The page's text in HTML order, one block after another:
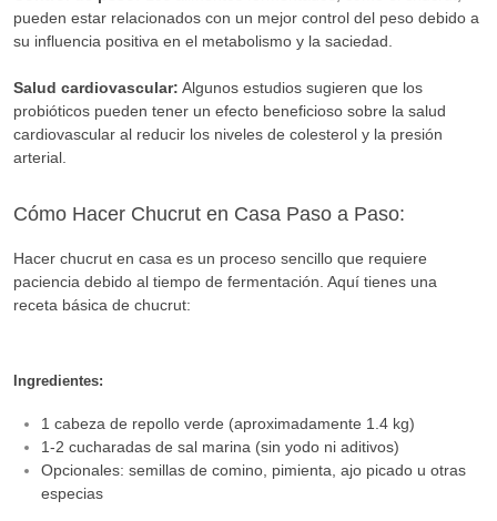
pueden estar relacionados con un mejor control del peso debido a
su influencia positiva en el metabolismo y la saciedad.
Salud cardiovascular: Algunos estudios sugieren que los
probióticos pueden tener un efecto beneficioso sobre la salud
cardiovascular al reducir los niveles de colesterol y la presión
arterial.
Cómo Hacer Chucrut en Casa Paso a Paso:
Hacer chucrut en casa es un proceso sencillo que requiere
paciencia debido al tiempo de fermentación. Aquí tienes una
receta básica de chucrut:
Ingredientes:
1 cabeza de repollo verde (aproximadamente 1.4 kg)
1-2 cucharadas de sal marina (sin yodo ni aditivos)
Opcionales: semillas de comino, pimienta, ajo picado u otras
especias